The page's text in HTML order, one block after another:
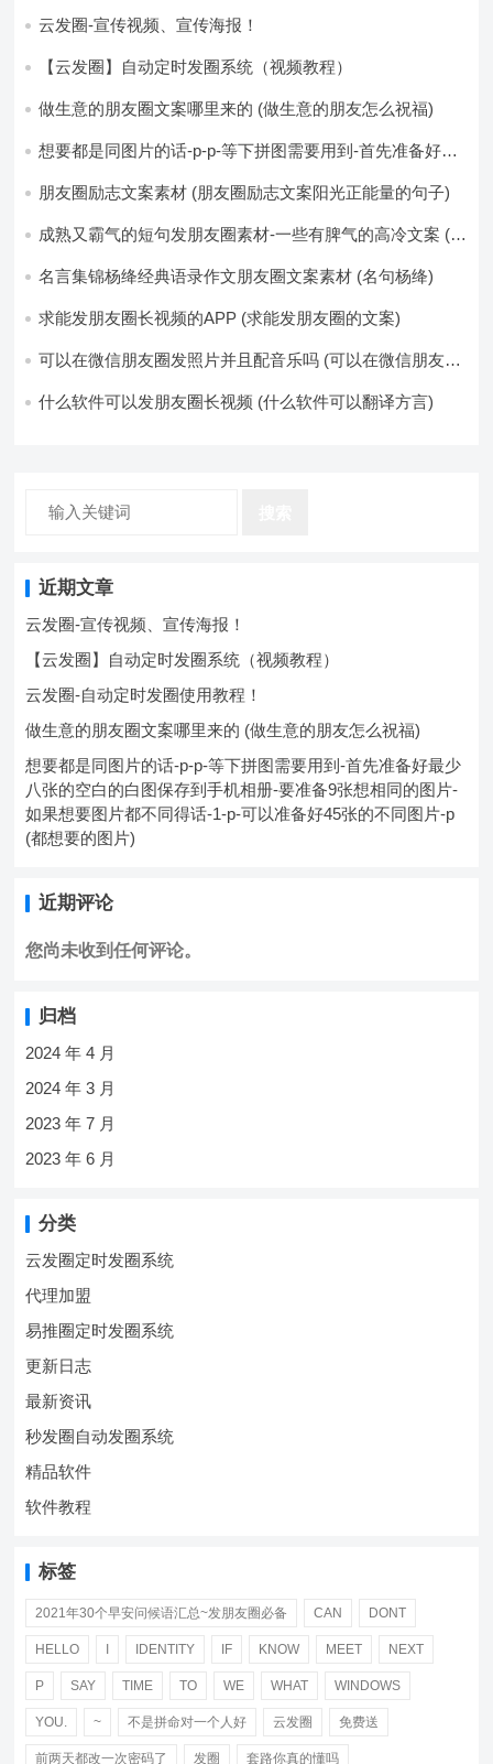
云发圈-宣传视频、宣传海报！
【云发圈】自动定时发圈系统（视频教程）
做生意的朋友圈文案哪里来的 (做生意的朋友怎么祝福)
想要都是同图片的话-p-p-等下拼图需要用到-首先准备好最
片-如果想要图片都不同得话-1-p-可以准备好45张的不同图
朋友圈励志文案素材 (朋友圈励志文案阳光正能量的句子)
成熟又霸气的短句发朋友圈素材-一些有脾气的高冷文案 (成
名言集锦杨绛经典语录作文朋友圈文案素材 (名句杨绛)
求能发朋友圈长视频的APP (求能发朋友圈的文案)
可以在微信朋友圈发照片并且配音乐吗 (可以在微信朋友圈
什么软件可以发朋友圈长视频 (什么软件可以翻译方言)
近期文章
云发圈-宣传视频、宣传海报！
【云发圈】自动定时发圈系统（视频教程）
云发圈-自动定时发圈使用教程！
做生意的朋友圈文案哪里来的 (做生意的朋友怎么祝福)
想要都是同图片的话-p-p-等下拼图需要用到-首先准备好最少
八张的空白的白图保存到手机相册-要准备9张想相同的图片-
如果想要图片都不同得话-1-p-可以准备好45张的不同图片-p
(都想要的图片)
近期评论
您尚未收到任何评论。
归档
2024 年 4 月
2024 年 3 月
2023 年 7 月
2023 年 6 月
分类
云发圈定时发圈系统
代理加盟
易推圈定时发圈系统
更新日志
最新资讯
秒发圈自动发圈系统
精品软件
软件教程
标签
2021年30个早安问候语汇总~发朋友圈必备 CAN DONT
HELLO IDENTITY IF KNOW MEET NEXT
P SAY TIME TO WE WHAT WINDOWS
YOU. ~ 不是拼命对一个人好 云发圈 免费送
前两天都改一次密码了 发圈 套路你真的懂吗